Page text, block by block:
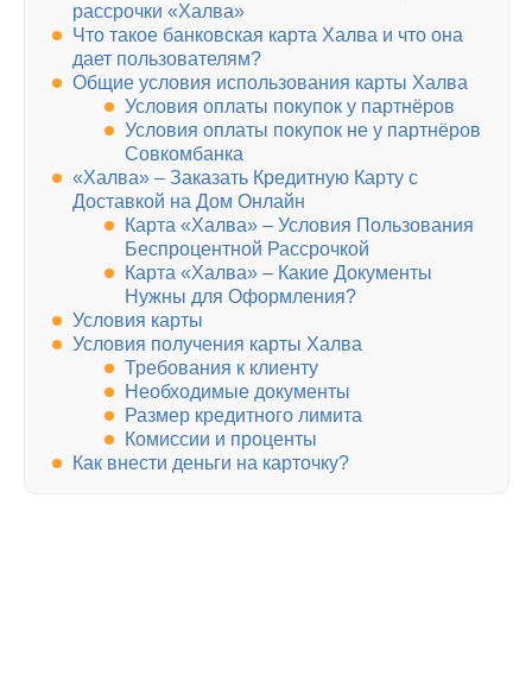
рассрочки «Халва»
Что такое банковская карта Халва и что она
дает пользователям?
Общие условия использования карты Халва
Условия оплаты покупок у партнёров
Условия оплаты покупок не у партнёров
Совкомбанка
«Халва» – Заказать Кредитную Карту с
Доставкой на Дом Онлайн
Карта «Халва» – Условия Пользования
Беспроцентной Рассрочкой
Карта «Халва» – Какие Документы
Нужны для Оформления?
Условия карты
Условия получения карты Халва
Требования к клиенту
Необходимые документы
Размер кредитного лимита
Комиссии и проценты
Как внести деньги на карточку?